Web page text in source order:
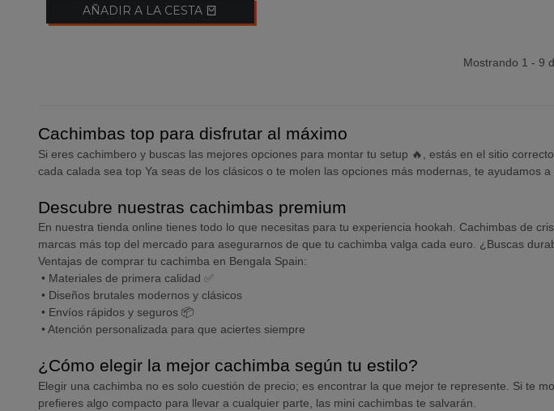
AÑADIR A LA CESTA
Mostrando 1 - 9
Cachimbas top para disfrutar al máximo
Si eres cachimbero y buscas las mejores opciones para montar tu setup 🔥, estás en el sitio
cada calada sea top Ya seas de los clásicos o te molen las opciones más modernas, te ayudamos a
Descubre nuestras cachimbas premium
En nuestra tienda online tienes todo lo que necesitas para tu experiencia hookah. Cachimbas de
marcas más top del mercado para asegurarnos de que tu cachimba valga cada euro. ¿Buscas
Ventajas de comprar tu cachimba en Bengala Spain:
• Materiales de primera calidad ✅
• Diseños brutales modernos y clásicos
• Envíos rápidos y seguros 📦
• Atención personalizada para que aciertes siempre
¿Cómo elegir la mejor cachimba según tu estilo?
Elegir una cachimba no es solo cuestión de precio; es encontrar la que mejor te represente. Si te
prefieres algo compacto para llevar a cualquier parte, las mini cachimbas te salvarán.